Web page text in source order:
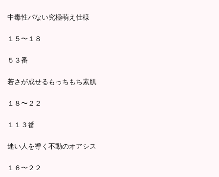
中毒性パない究極萌え仕様
１５〜１８
５３番
若さが成せるもっちもち素肌
１８〜２２
１１３番
迷い人を導く不動のオアシス
１６〜２２